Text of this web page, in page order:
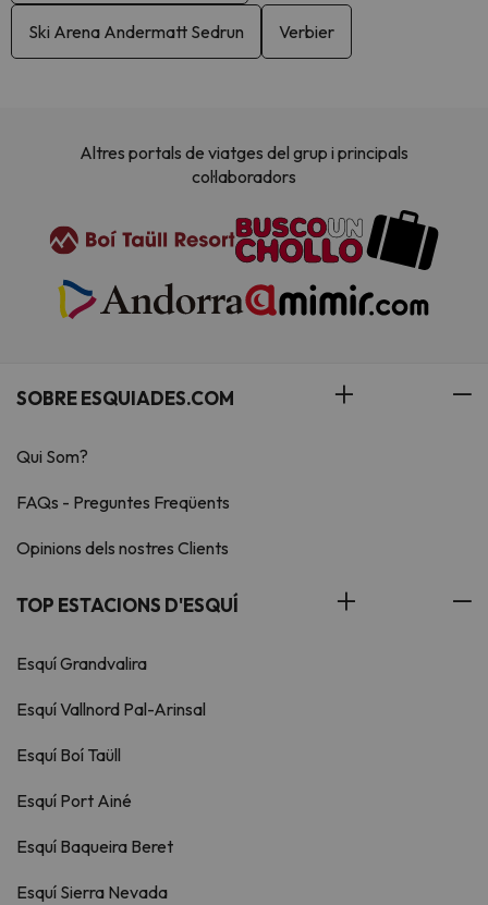
Ski Arena Andermatt Sedrun Verbier
Altres portals de viatges del grup i principals
col·laboradors
SOBRE ESQUIADES.COM
Qui Som?
FAQs - Preguntes Freqüents
Opinions dels nostres Clients
TOP ESTACIONS D'ESQUÍ
Esquí Grandvalira
Esquí Vallnord Pal-Arinsal
Esquí Boí Taüll
Esquí Port Ainé
Esquí Baqueira Beret
Esquí Sierra Nevada